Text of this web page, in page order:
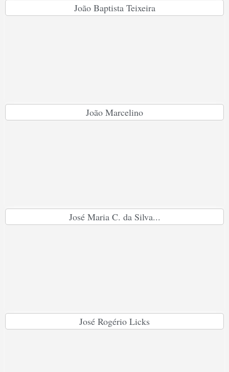
João Baptista Teixeira
João Marcelino
José Maria C. da Silva...
José Rogério Licks